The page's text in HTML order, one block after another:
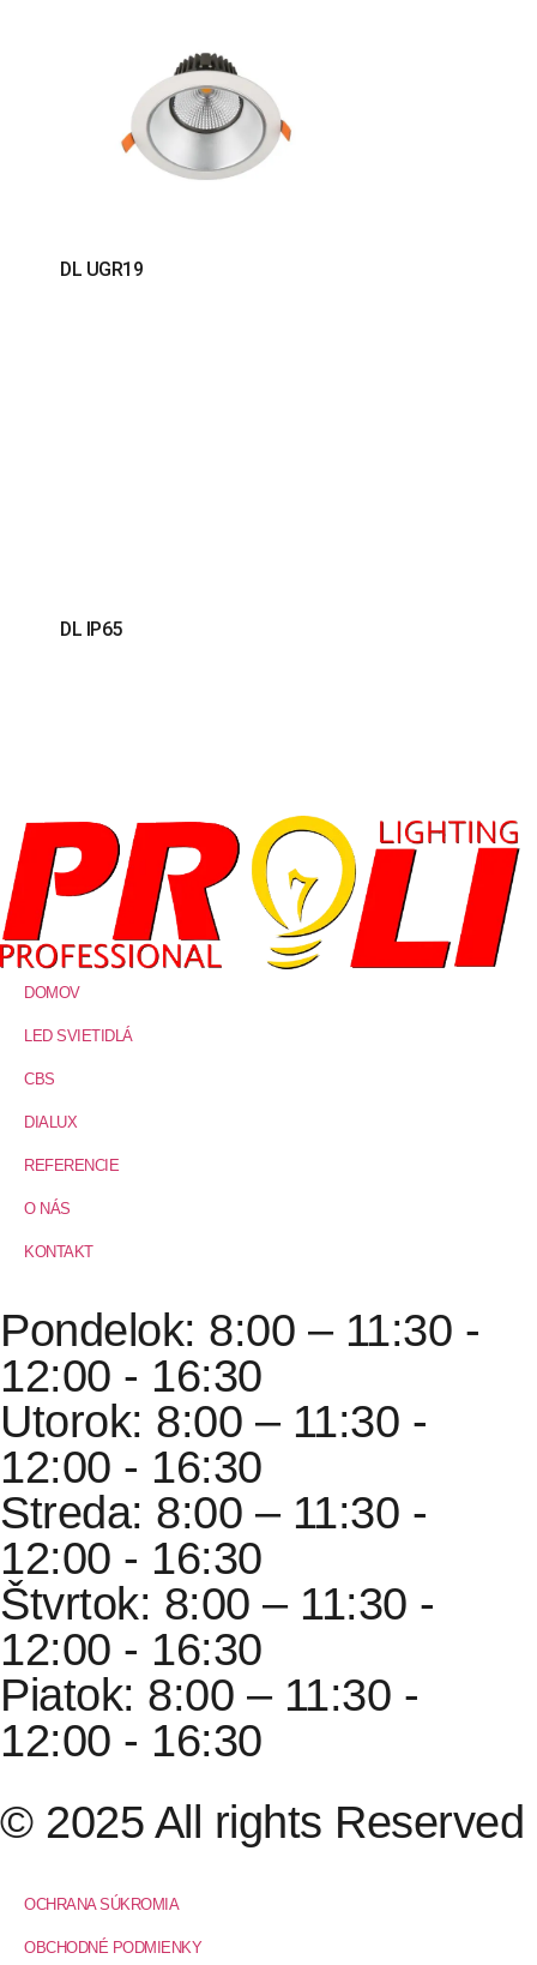
DL UGR19
DL IP65
DOMOV
LED SVIETIDLÁ
CBS
DIALUX
REFERENCIE
O NÁS
KONTAKT
Pondelok: 8:00 – 11:30 -
12:00 - 16:30
Utorok: 8:00 – 11:30 -
12:00 - 16:30
Streda: 8:00 – 11:30 -
12:00 - 16:30
Štvrtok: 8:00 – 11:30 -
12:00 - 16:30
Piatok: 8:00 – 11:30 -
12:00 - 16:30
© 2025 All rights Reserved
OCHRANA SÚKROMIA
OBCHODNÉ PODMIENKY